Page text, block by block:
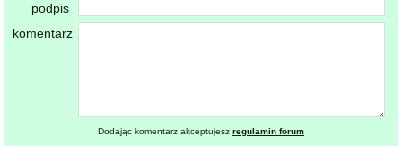
podpis
komentarz
Dodając komentarz akceptujesz regulamin forum